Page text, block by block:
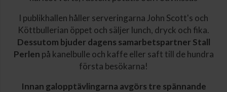
I publikhallen håller serveringarna John Scott's och
Köttbullerian öppet och säljer lunch, dryck och fika.
Dessutom bjuder dagens samarbetspartner Stall
Perlen på kanelbulle och kaffe eller saft till de hundra
första besökarna!
Innan galopptävlingarna avgörs tre spännande